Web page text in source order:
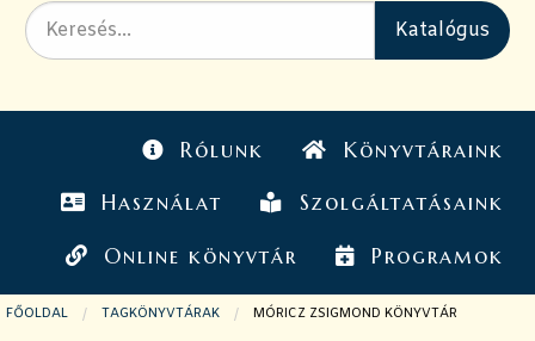
Rólunk Könyvtáraink
Használat Szolgáltatásaink
Online könyvtár Programok
FŐOLDAL TAGKÖNYVTÁRAK JELENLEGI OLDAL:
MÓRICZ ZSIGMOND KÖNYVTÁR